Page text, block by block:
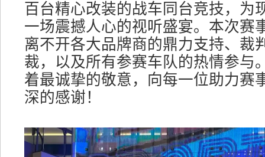
百台精心改装的战车同台竞技，为
一场震撼人心的视听盛宴。本次赛
离不开各大品牌商的鼎力支持、裁
裁，以及所有参赛车队的热情参与
着最诚挚的敬意，向每一位助力赛
深的感谢！